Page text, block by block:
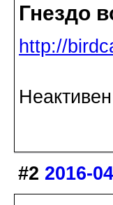
Гнездо
http://
Неактивен
#2 2016-